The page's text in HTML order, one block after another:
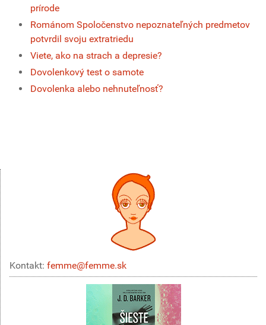
prírode
Románom Spoločenstvo nepoznateľných predmetov
potvrdil svoju extratriedu
Viete, ako na strach a depresie?
Dovolenkový test o samote
Dovolenka alebo nehnuteľnosť?
Kontakt: femme@femme.sk